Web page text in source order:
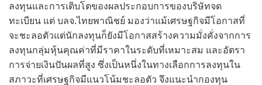
ลงทุนและการเติบโตของผลประกอบการของบริษัทจด
ทะเบียน แต่ บลจ.ไทยพาณิชย์ มองว่าแม้เศรษฐกิจมีโอกาสที่
จะชะลอตัวแต่นักลงทุนก็ยังมีโอกาสสร้างความมั่งคั่งจากการ
ลงทุนกลุ่มหุ้นคุณค่าที่มีราคาในระดับที่เหมาะสม และอัตรา
การจ่ายเงินปันผลที่สูง ซึ่งเป็นหนึ่งในทางเลือกการลงทุนใน
สภาวะที่เศรษฐกิจมีแนวโน้มชะลอตัว จึงแนะนำกองทุน